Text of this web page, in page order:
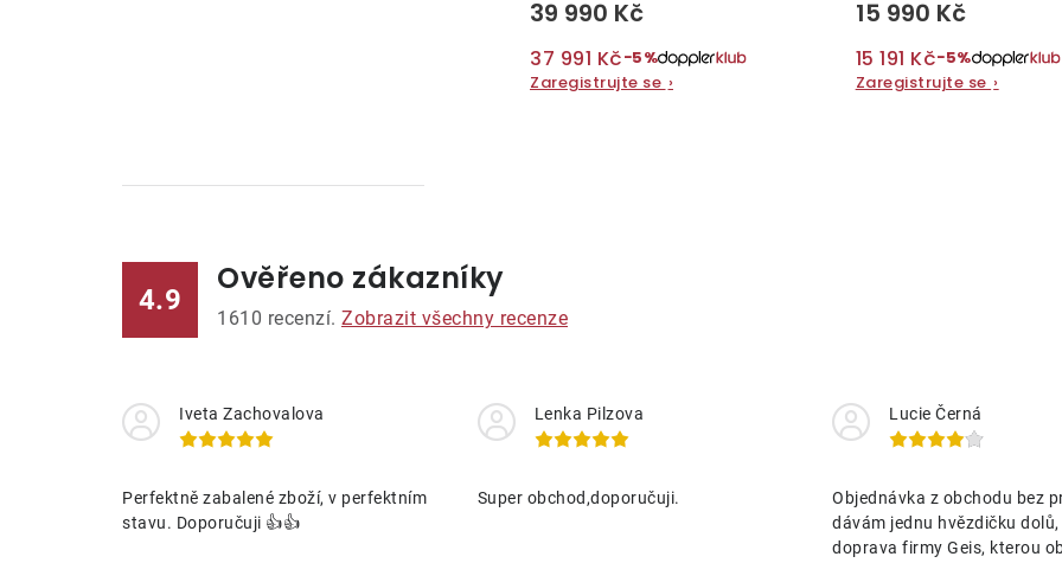
39 990 Kč
37 991 Kč−5%
Zaregistrujte se ›
15 990 Kč
15 191 Kč−5%
Zaregistrujte se ›
á
a
c
p
4.9
Ověřeno zákazníky
1610 recenzí. Zobrazit všechny recenze
Iveta Zachovalova
Perfektně zabalené zboží, v perfektním
stavu. Doporučuji 👍👍
Lenka Pilzova
Super obchod,doporučuji.
Lucie Černá
Objednávka z obchodu bez
dávám jednu hvězdičku
doprava firmy Geis, kterou